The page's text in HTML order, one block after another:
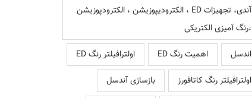
آندی، تجهیزات ED ، الکترودیپوزیشن ، الکترودپوزیشن
،رنگ آمیزی الکتریکی
اندسل
اهمیت رنگ ED
اولترافیلتر رنگ ED
اولترافیلتر رنگ کاتافورز
بازسازی آندسل